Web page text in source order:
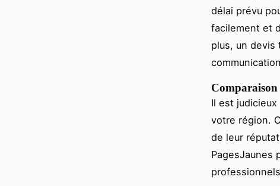
délai prévu
facilement et
plus, un devis
Il est judicieux
votre région.
de leur
PagesJaunes